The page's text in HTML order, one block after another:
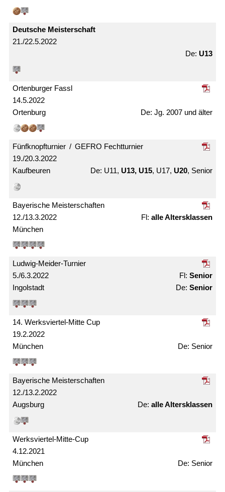
21./22.5.2022
Deutsche Meister­schaft
U13
14.5.2022
Ortenburger Fassl
Ortenburg Jg. 2007 und älter
19./20.3.2022
Fünfknopf­turnier / GEFRO Fecht­turnier
Kaufbeuren U11, U13, U15, U17, U20, Senior
12./13.3.2022
Bayerische Meister­schaften
München
alle Alters­klassen
5./6.3.2022
Ludwig-Meider-Turnier
Ingolstadt
Senior
Senior
19.2.2022
14. Werksviertel-Mitte Cup
München Senior
12./13.2.2022
Bayerische Meister­schaften
Augsburg alle Alters­klassen
4.12.2021
Werksviertel-Mitte-Cup
München Senior